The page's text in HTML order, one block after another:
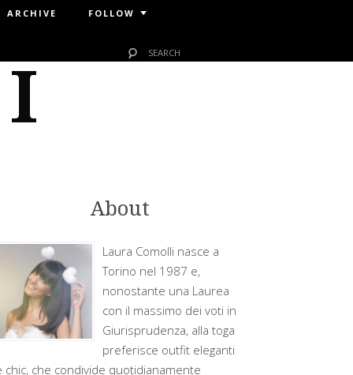
ARCHIVE FOLLOW
About
Laura Comolli nasce a
Torino nel 1987 e,
nonostante una Laurea
con il massimo dei voti in
Giurisprudenza, alla toga
preferisce outfit eleganti
chic, che condivide quotidianamente